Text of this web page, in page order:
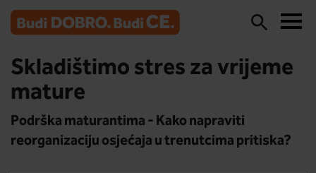
Skladištimo stres za vrijeme
mature
Podrška maturantima - Kako napraviti
reorganizaciju osjećaja u trenutcima pritiska?